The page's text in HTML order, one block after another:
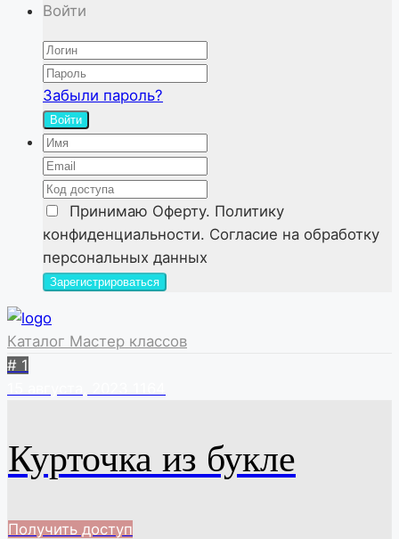
Войти
Забыли пароль?
Войти
Принимаю Оферту. Политику
конфиденциальности. Согласие на обработку
персональных данных
Каталог Мастер классов
# 1
Курточка из букле
Получить доступ